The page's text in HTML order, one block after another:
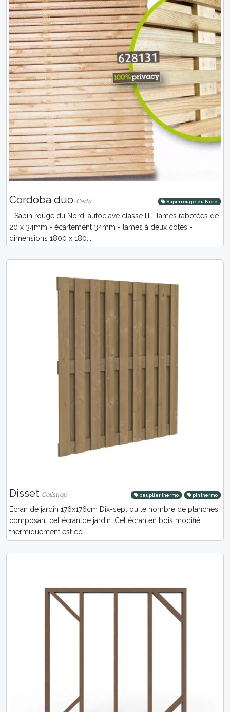
Cordoba duo Cartri Sapin rouge du Nord
- Sapin rouge du Nord, autoclavé classe III - lames rabotées de
20 x 34mm - écartement 34mm - lames à deux côtés -
dimensions 1800 x 180...
Disset Collstrop peuplier thermo pin thermo
Ecran de jardin 176x176cm Dix-sept ou le nombre de planches
composant cet écran de jardin. Cet écran en bois modifié
thermiquement est éc...